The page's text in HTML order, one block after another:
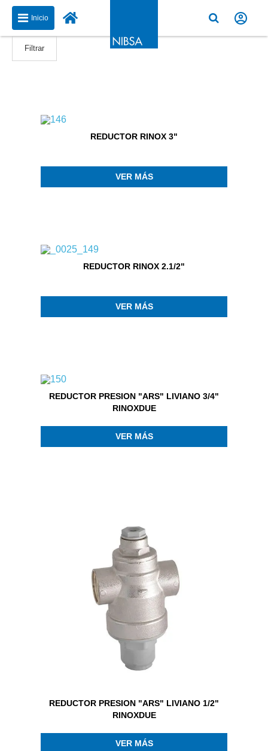
Inicio
Filtrar
REDUCTOR RINOX 3"
VER MÁS
REDUCTOR RINOX 2.1/2"
VER MÁS
REDUCTOR PRESION "ARS" LIVIANO 3/4"
RINOXDUE
VER MÁS
REDUCTOR PRESION "ARS" LIVIANO 1/2"
RINOXDUE
VER MÁS